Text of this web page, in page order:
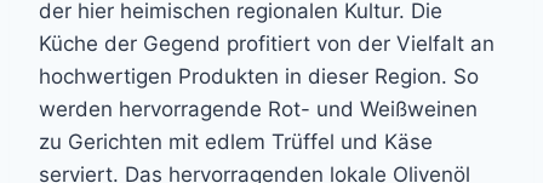
der hier heimischen regionalen Kultur. Die
Küche der Gegend profitiert von der Vielfalt an
hochwertigen Produkten in dieser Region. So
werden hervorragende Rot- und Weißweinen
zu Gerichten mit edlem Trüffel und Käse
serviert. Das hervorragenden lokale Olivenöl